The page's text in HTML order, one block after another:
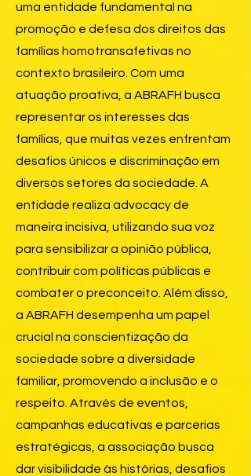
uma entidade fundamental na
promoção e defesa dos direitos das
famílias homotransafetivas no
contexto brasileiro. Com uma
atuação proativa, a ABRAFH busca
representar os interesses das
famílias, que muitas vezes enfrentam
desafios únicos e discriminação em
diversos setores da sociedade. A
entidade realiza advocacy de
maneira incisiva, utilizando sua voz
para sensibilizar a opinião pública,
contribuir com políticas públicas e
combater o preconceito. Além disso,
a ABRAFH desempenha um papel
crucial na conscientização da
sociedade sobre a diversidade
familiar, promovendo a inclusão e o
respeito. Através de eventos,
campanhas educativas e parcerias
estratégicas, a associação busca
dar visibilidade às histórias, desafios